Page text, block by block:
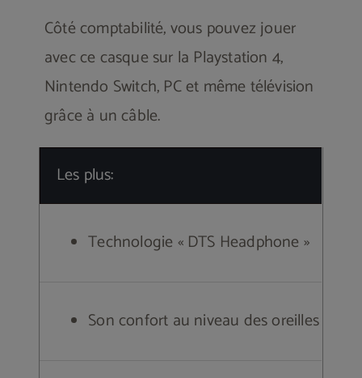
Côté comptabilité, vous pouvez jouer
avec ce casque sur la Playstation 4,
Nintendo Switch, PC et même télévision
grâce à un câble.
Les plus:
Technologie « DTS Headphone »
Son confort au niveau des oreilles